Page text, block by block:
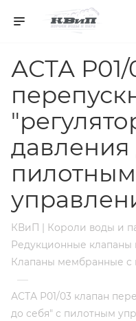
АСТА Р01/
давления
пилотным
КВиП | Короли воды и
Редукционные клапаны
Клапаны мембранные
—
АСТА Р01/03 клапан
до себя" с пилотным